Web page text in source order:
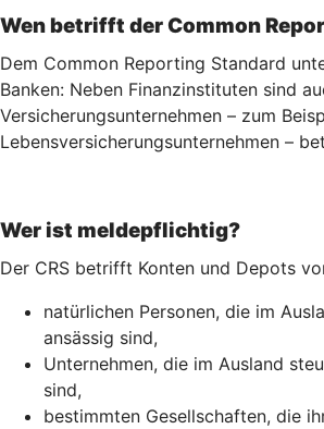
Wen betrifft der Common
Dem Common Reporting Standard
Banken: Neben Finanzinstituten sind
Versicherungsunternehmen – zum
Lebensversicherungs­unternehmen –
Wer ist meldepflichtig?
Der CRS betrifft Konten und Depots
natürlichen Personen, die im
ansässig sind,
Unternehmen, die im Ausland
sind,
bestimmten Gesellschaften, die